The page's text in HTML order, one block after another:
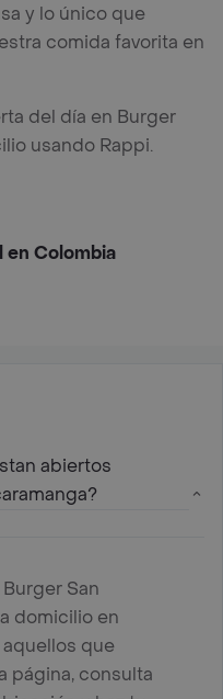
y lo único que
comida favorita en
del día en Burger
usando Rappi.
en Colombia
abiertos
San
domicilio en
que
página, consulta